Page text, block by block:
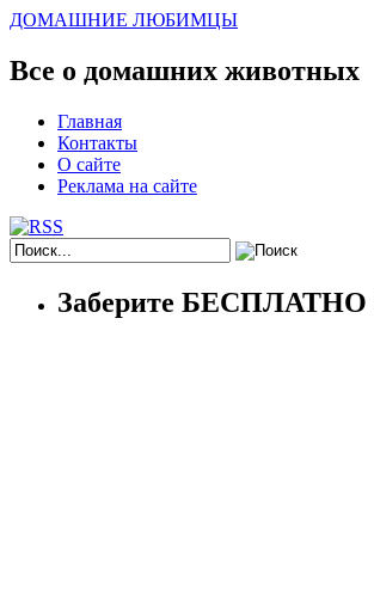
ДОМАШНИЕ ЛЮБИМЦЫ
Все о домашних животных
Главная
Контакты
О сайте
Реклама на сайте
Заберите БЕСПЛАТНО